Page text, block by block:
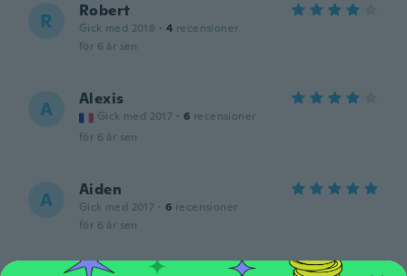
R Robert
Gick med 2018 · 4 recensioner
för 6 år sen
A Alexis
Gick med 2017 · 6 recensioner
för 6 år sen
A Aiden
Gick med 2017 · 6 recensioner
för 6 år sen